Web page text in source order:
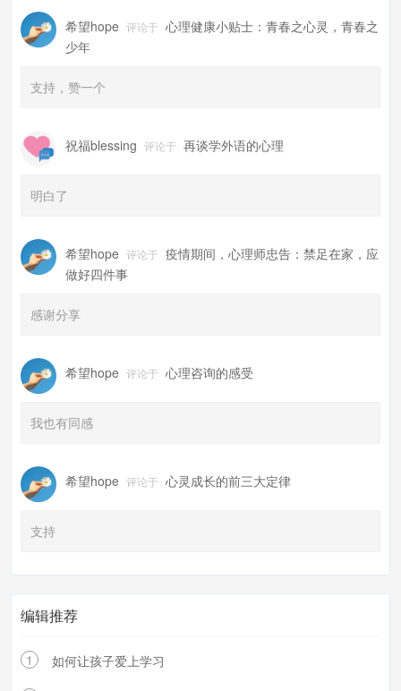
希望hope 评论于 心理健康小贴士：青春之心灵，青春之
少年
支持，赞一个
祝福blessing 评论于 再谈学外语的心理
明白了
希望hope 评论于 疫情期间，心理师忠告：禁足在家，应
做好四件事
感谢分享
希望hope 评论于 心理咨询的感受
我也有同感
希望hope 评论于 心灵成长的前三大定律
支持
编辑推荐
1 如何让孩子爱上学习